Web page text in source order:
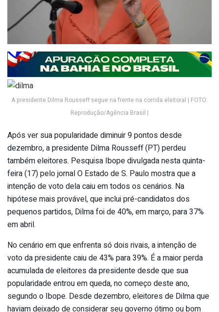
A presidente Dilma Rousseff segue na frente na corrida eleitoral | FOTO:
Reprodução/Agência Brasil |
Após ver sua popularidade diminuir 9 pontos desde
dezembro, a presidente Dilma Rousseff (PT) perdeu
também eleitores. Pesquisa Ibope divulgada nesta quinta-
feira (17) pelo jornal O Estado de S. Paulo mostra que a
intenção de voto dela caiu em todos os cenários. Na
hipótese mais provável, que inclui pré-candidatos dos
pequenos partidos, Dilma foi de 40%, em março, para 37%
em abril.
No cenário em que enfrenta só dois rivais, a intenção de
voto da presidente caiu de 43% para 39%. É a maior perda
acumulada de eleitores da presidente desde que sua
popularidade entrou em queda, no começo deste ano,
segundo o Ibope. Desde dezembro, eleitores de Dilma que
haviam deixado de considerar seu governo ótimo ou bom